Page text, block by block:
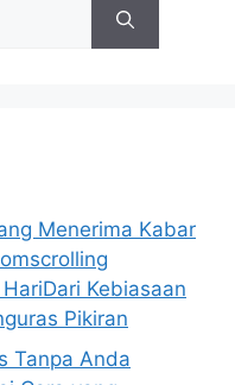
Menerima Kabar
Kebiasaan
Pikiran
Tanpa Anda